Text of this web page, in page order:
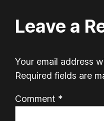
Leave a
Your email address
Required fields are
Comment *